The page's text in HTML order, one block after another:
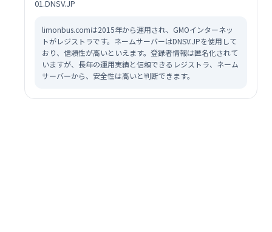
01.DNSV.JP
limonbus.comは2015年から運用され、GMOインターネッ
トがレジストラです。ネームサーバーはDNSV.JPを使用して
おり、信頼性が高いといえます。登録者情報は匿名化されて
いますが、長年の運用実績と信頼できるレジストラ、ネーム
サーバーから、安全性は高いと判断できます。